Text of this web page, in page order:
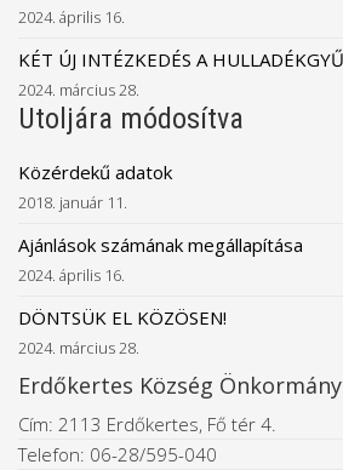
2024. április 16.
KÉT ÚJ INTÉZKEDÉS A
2024. március 28.
Utoljára módosítva
Közérdekű adatok
2018. január 11.
Ajánlások számának megállapítása
2024. április 16.
DÖNTSÜK EL KÖZÖSEN!
2024. március 28.
Erdőkertes Község
Cím: 2113 Erdőkertes, Fő tér 4.
Telefon: 06-28/595-040